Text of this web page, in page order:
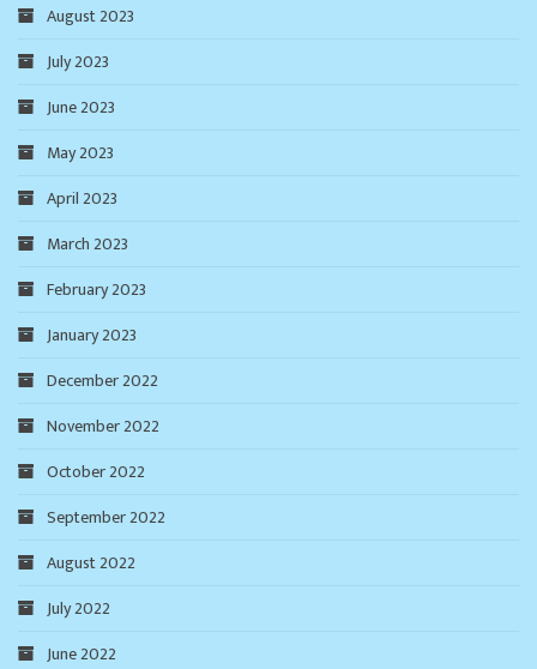
August 2023
July 2023
June 2023
May 2023
April 2023
March 2023
February 2023
January 2023
December 2022
November 2022
October 2022
September 2022
August 2022
July 2022
June 2022